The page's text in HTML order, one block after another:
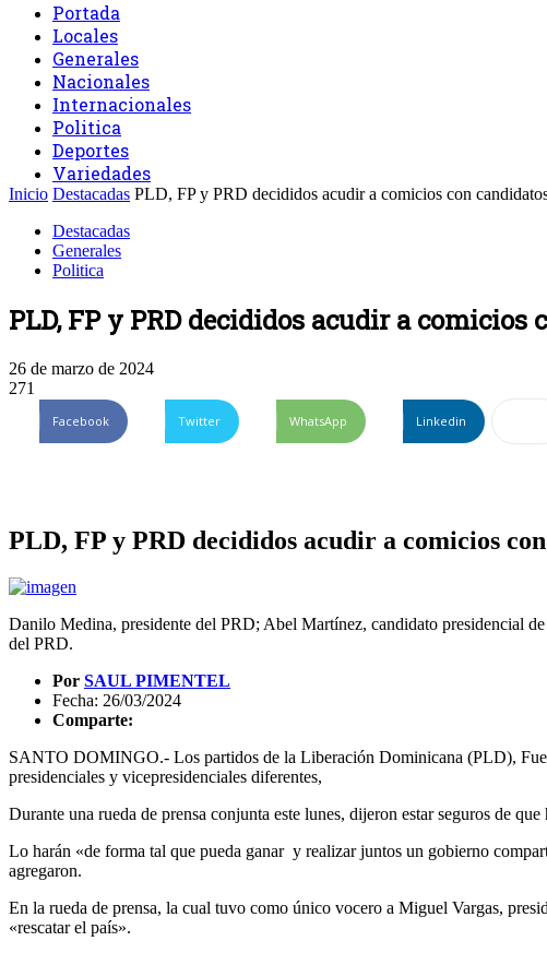
Portada
Locales
Generales
Nacionales
Internacionales
Politica
Deportes
Variedades
Inicio Destacadas PLD, FP y PRD decididos acudir a comicios con
Destacadas
Generales
Politica
PLD, FP y PRD decididos acudir a
26 de marzo de 2024
271
Facebook Twitter WhatsApp Linkedin
PLD, FP y PRD decididos acudir a comicios
Danilo Medina, presidente del PRD; Abel Martínez, candidato presidencial
del PRD.
Por SAUL PIMENTEL
Fecha: 26/03/2024
Comparte:
SANTO DOMINGO.- Los partidos de la Liberación Dominicana (PLD),
presidenciales y vicepresidenciales diferentes,
Durante una rueda de prensa conjunta este lunes, dijeron estar seguros de
Lo harán «de forma tal que pueda ganar y realizar juntos un gobierno
agregaron.
En la rueda de prensa, la cual tuvo como único vocero a Miguel Vargas,
«rescatar el país».